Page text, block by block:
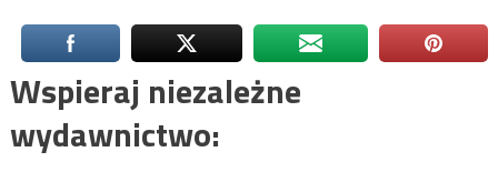
Wspieraj niezależne
wydawnictwo: